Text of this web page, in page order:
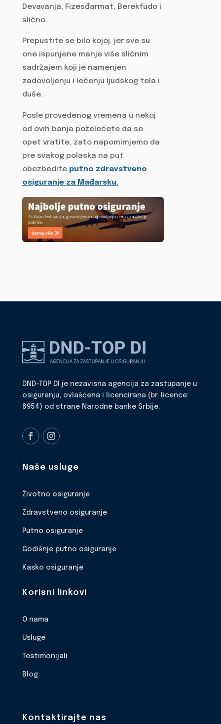
Devavanja, Fizesđarmat, Berekfudo i
slično.
Prepustite se bilo kojoj, jer sve su
one ispunjene manje više sličnim
sadržajem koji je namenjen
zadovoljenju i lečenju ljudskog tela i
duše.
Posle provedenog vremena u nekoj
od ovih banja poželećete da se
opet vratite, zato napomimjemo da
pre svakog polaska na put
obezbedite putno zdravstveno
osiguranje za Mađarsku.
DND-TOP DI je nezavisna agencija za zastupanje u
osiguranju, ovlašćena i licencirana (br. licence:
8954) od strane Narodne banke Srbije.
Naše usluge
Životno osiguranje
Zdravstveno osiguranje
Putno osiguranje
Godišnje putno osiguranje
Kasko osiguranje
Korisni linkovi
O nama
Usluge
Testimonijali
Blog
Kontaktirajte nas